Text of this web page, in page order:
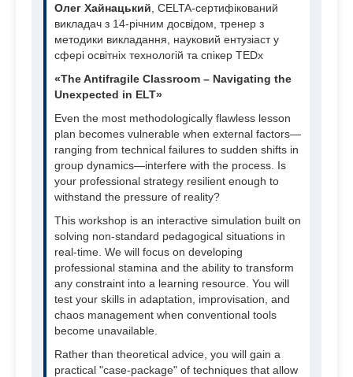
Олег Хайнацький , CELTA-сертифікований
викладач з 14-річним досвідом, тренер з
методики викладання, науковий ентузіаст у
сфері освітніх технологій та спікер TEDx
«The Antifragile Classroom – Navigating the
Unexpected in ELT»
Even the most methodologically flawless lesson
plan becomes vulnerable when external factors—
ranging from technical failures to sudden shifts in
group dynamics—interfere with the process. Is
your professional strategy resilient enough to
withstand the pressure of reality?
This workshop is an interactive simulation built on
solving non-standard pedagogical situations in
real-time. We will focus on developing
professional stamina and the ability to transform
any constraint into a learning resource. You will
test your skills in adaptation, improvisation, and
chaos management when conventional tools
become unavailable.
Rather than theoretical advice, you will gain a
practical "case-package" of techniques that allow